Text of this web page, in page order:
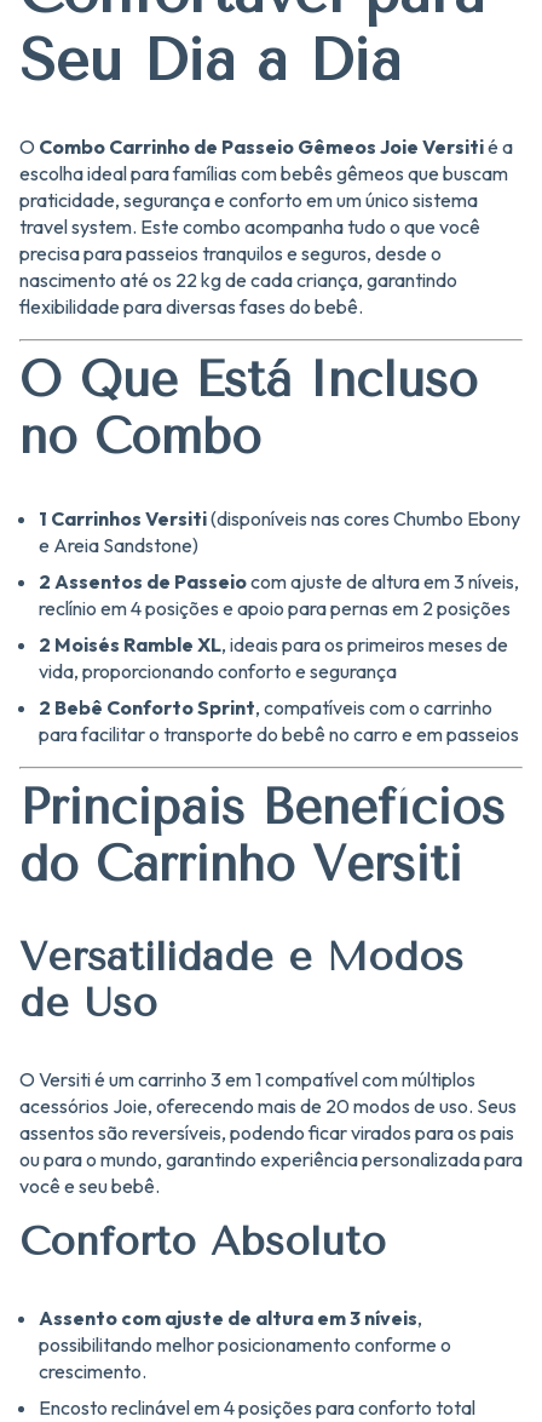
Seu Dia a Dia
O Combo Carrinho de Passeio Gêmeos Joie Versitié a
escolha ideal para famílias com bebês gêmeos que buscam
praticidade, segurança e conforto em um único sistema
travel system. Este combo acompanha tudo o que você
precisa para passeios tranquilos e seguros, desde o
nascimento até os 22 kg de cada criança, garantindo
flexibilidade para diversas fases do bebê.
O Que Está Incluso
no Combo
1 Carrinhos Versiti(disponíveis nas cores Chumbo Ebony
e Areia Sandstone)
2 Assentos de Passeiocom ajuste de altura em 3 níveis,
reclínio em 4 posições e apoio para pernas em 2 posições
2 Moisés Ramble XL, ideais para os primeiros meses de
vida, proporcionando conforto e segurança
2 Bebê Conforto Sprint, compatíveis com o carrinho
para facilitar o transporte do bebê no carro e em passeios
Principais Benefícios
do Carrinho Versiti
Versatilidade e Modos
de Uso
O Versiti é um carrinho 3 em 1 compatível com múltiplos
acessórios Joie, oferecendo mais de 20 modos de uso. Seus
assentos são reversíveis, podendo ficar virados para os pais
ou para o mundo, garantindo experiência personalizada para
você e seu bebê.
Conforto Absoluto
Assento com ajuste de altura em 3 níveis,
possibilitando melhor posicionamento conforme o
crescimento.
Encosto reclinável em 4 posições para conforto total